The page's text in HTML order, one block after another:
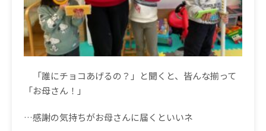
「誰にチョコあげるの？」と聞くと、皆んな揃って
「お母さん！」
…感謝の気持ちがお母さんに届くといいネ